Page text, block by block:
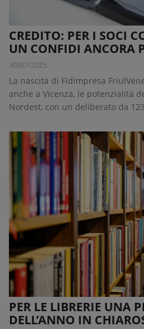
CREDITO: PER I SOCI
UN CONFIDI ANCORA
30/07/2025
La nascita di Fidimpresa
anche a Vicenza, le potenzialità
Nordest, con un deliberato da
PER LE LIBRERIE UNA
DELL’ANNO IN